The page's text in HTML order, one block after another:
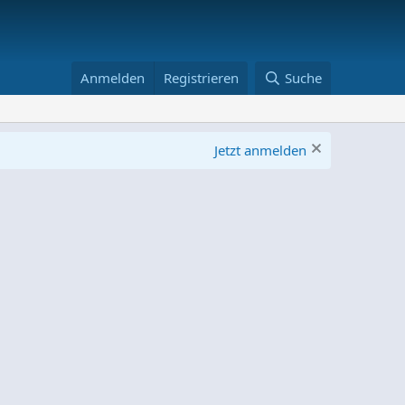
Anmelden Registrieren Suche
Jetzt anmelden